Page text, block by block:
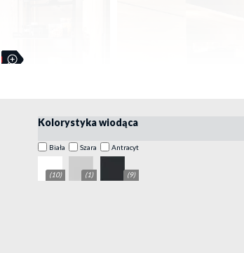
Kolorystyka wiodąca
biała
(10)
szara
(1)
antracyt
(9)